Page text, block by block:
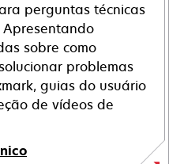
perguntas técnicas
sobre como
problemas
guias do usuário
de vídeos de